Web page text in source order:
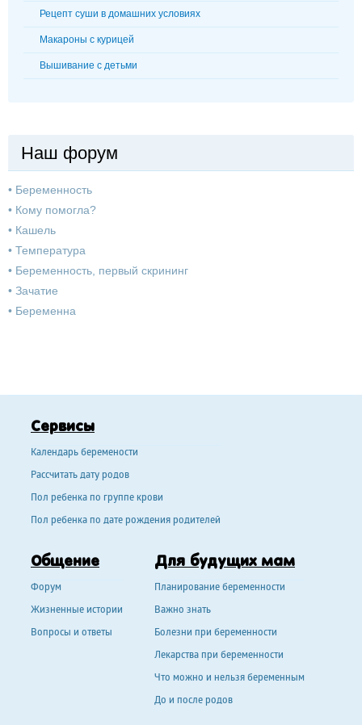
Рецепт суши в домашних условиях
Макароны с курицей
Вышивание с детьми
Наш форум
• Беременность
• Кому помогла?
• Кашель
• Температура
• Беременность, первый скрининг
• Зачатие
• Беременна
Сервисы
Календарь беремености
Рассчитать дату родов
Пол ребенка по группе крови
Пол ребенка по дате рождения родителей
Общение
Форум
Жизненные истории
Вопросы и ответы
Для будущих мам
Планирование беременности
Важно знать
Болезни при беременности
Лекарства при беременности
Что можно и нельзя беременным
До и после родов